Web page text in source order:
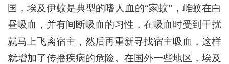
国，埃及伊蚊是典型的嗜人血的“家蚊”，雌蚊在白
昼吸血，并有间断吸血的习性，在吸血时受到干扰
就马上飞离宿主，然后再重新寻找宿主吸血，这样
就增加了传播疾病的危险。在国外一些地区，埃及